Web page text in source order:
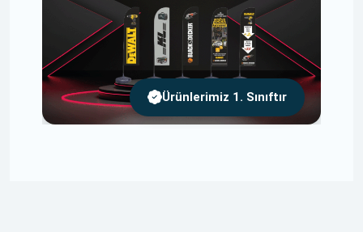
Ürünlerimiz 1. Sınıftır